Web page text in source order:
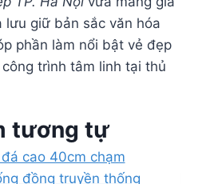
lưu giữ bản sắc văn hóa
phần làm nổi bật vẻ đẹp
trình tâm linh tại thủ
tương tự